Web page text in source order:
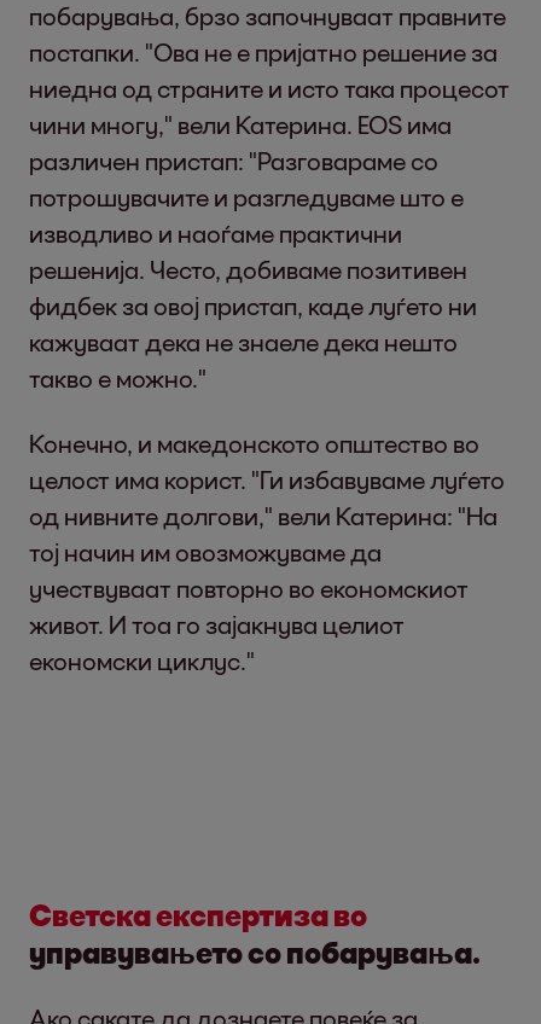
побарувања, брзо започнуваат правните
постапки. "Ова не е пријатно решение за
ниедна од страните и исто така процесот
чини многу," вели Катерина. EOS има
различен пристап: "Разговараме со
потрошувачите и разгледуваме што е
изводливо и наоѓаме практични
решенија. Често, добиваме позитивен
фидбек за овој пристап, каде луѓето ни
кажуваат дека не знаеле дека нешто
такво е можно."
Конечно, и македонското општество во
целост има корист. "Ги избавуваме луѓето
од нивните долгови," вели Катерина: "На
тој начин им овозможуваме да
учествуваат повторно во економскиот
живот. И тоа го зајакнува целиот
економски циклус."
Светска експертиза во
управувањето со побарувања.
Ако сакате да дознаете повеќе за